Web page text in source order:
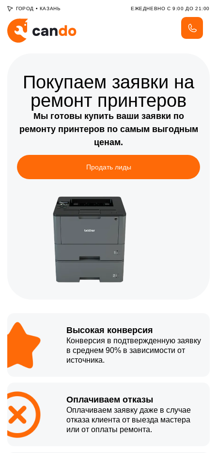
ГОРОД • КАЗАНЬ ЕЖЕДНЕВНО С 9:00 ДО 21:00
Покупаем заявки на
ремонт принтеров
Мы готовы купить ваши заявки по
ремонту принтеров по самым выгодным
ценам.
Продать лиды
Высокая конверсия
Конверсия в подтвержденную заявку
в среднем 90% в зависимости от
источника.
Оплачиваем отказы
Оплачиваем заявку даже в случае
отказа клиента от выезда мастера
или от оплаты ремонта.